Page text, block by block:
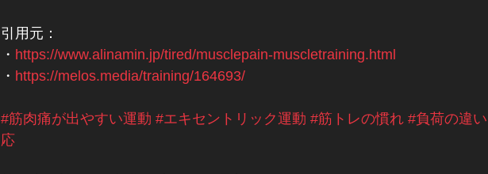
引用元：
・ https://www.alinamin.jp/tired/musclepain-muscletraining.html
・ https://melos.media/training/164693/
#筋肉痛が出やすい運動 #エキセントリック運動 #筋トレの慣れ #負荷の違い
応